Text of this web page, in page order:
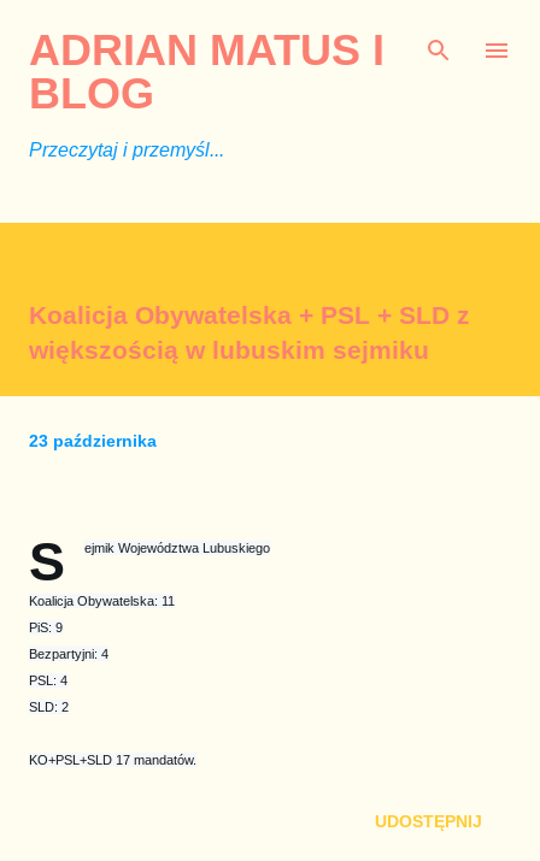
ADRIAN MATUS I
BLOG
Przeczytaj i przemyśl...
Koalicja Obywatelska + PSL + SLD z
większością w lubuskim sejmiku
23 października
S ejmik Województwa Lubuskiego
Koalicja Obywatelska: 11
PiS: 9
Bezpartyjni: 4
PSL: 4
SLD: 2
KO+PSL+SLD 17 mandatów.
UDOSTĘPNIJ